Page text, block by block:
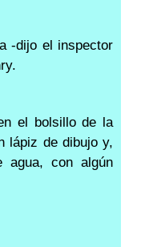
-dijo el inspector
el bolsillo de la
lápiz de dibujo y,
agua, con algún